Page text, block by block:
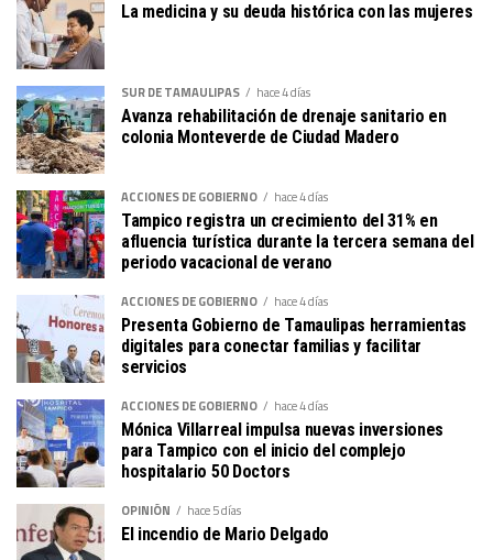
La medicina y su deuda histórica con las mujeres
SUR DE TAMAULIPAS hace 4 días
Avanza rehabilitación de drenaje sanitario en
colonia Monteverde de Ciudad Madero
ACCIONES DE GOBIERNO hace 4 días
Tampico registra un crecimiento del 31% en
afluencia turística durante la tercera semana del
periodo vacacional de verano
ACCIONES DE GOBIERNO hace 4 días
Presenta Gobierno de Tamaulipas herramientas
digitales para conectar familias y facilitar
servicios
ACCIONES DE GOBIERNO hace 4 días
Mónica Villarreal impulsa nuevas inversiones
para Tampico con el inicio del complejo
hospitalario 50 Doctors
OPINIÓN hace 5 días
El incendio de Mario Delgado